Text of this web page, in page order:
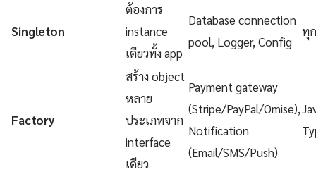
Singleton
ต้องการ
instance
เดียวทั้ง app
Database connection
pool, Logger, Config
ทุ
Factory
สร้าง object
หลาย
ประเภทจาก
interface
เดียว
Payment gateway
(Stripe/PayPal/Omise),
Notification
(Email/SMS/Push)